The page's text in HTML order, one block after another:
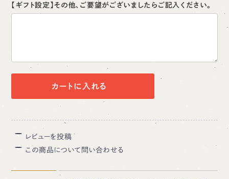
【ギフト設定】その他、ご要望がございましたらご記入ください。
カートに入れる
レビューを投稿
この商品について問い合わせる